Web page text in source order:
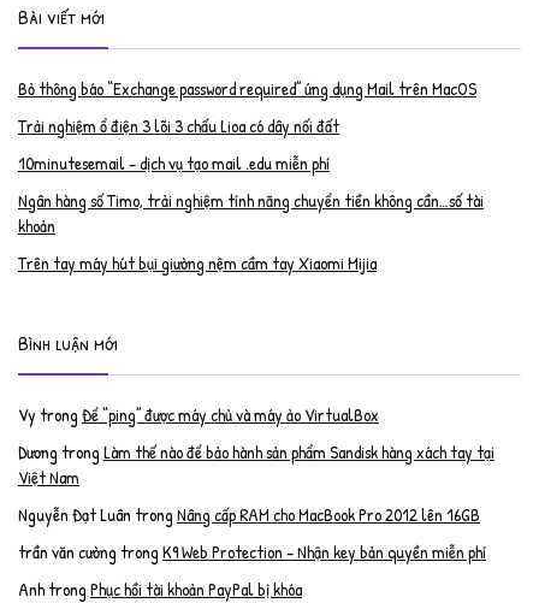
Bài viết mới
Bỏ thông báo “Exchange password required” ứng dụng Mail trên MacOS
Trải nghiệm ổ điện 3 lõi 3 chấu Lioa có dây nối đất
10minutesemail – dịch vụ tạo mail .edu miễn phí
Ngân hàng số Timo, trải nghiệm tính năng chuyển tiền không cần…số tài
khoản
Trên tay máy hút bụi giường nệm cầm tay Xiaomi Mijia
Bình luận mới
Vy trongĐể “ping” được máy chủ và máy ảo VirtualBox
Dương trongLàm thế nào để bảo hành sản phẩm Sandisk hàng xách tay tại
Việt Nam
Nguyễn Đạt Luân trongNâng cấp RAM cho MacBook Pro 2012 lên 16GB
trần văn cường trongK9 Web Protection – Nhận key bản quyền miễn phí
AnhtrongPhục hồi tài khoản PayPal bị khóa